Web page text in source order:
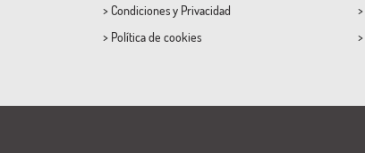
> Condicionesy Privacidad
> Política de cookies
>
>